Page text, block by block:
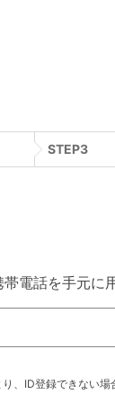
STEP3
電話を手元に
、ID登録できない場